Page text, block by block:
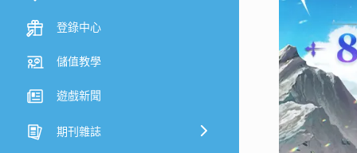
登錄中心
儲值教學
遊戲新聞
期刊雜誌